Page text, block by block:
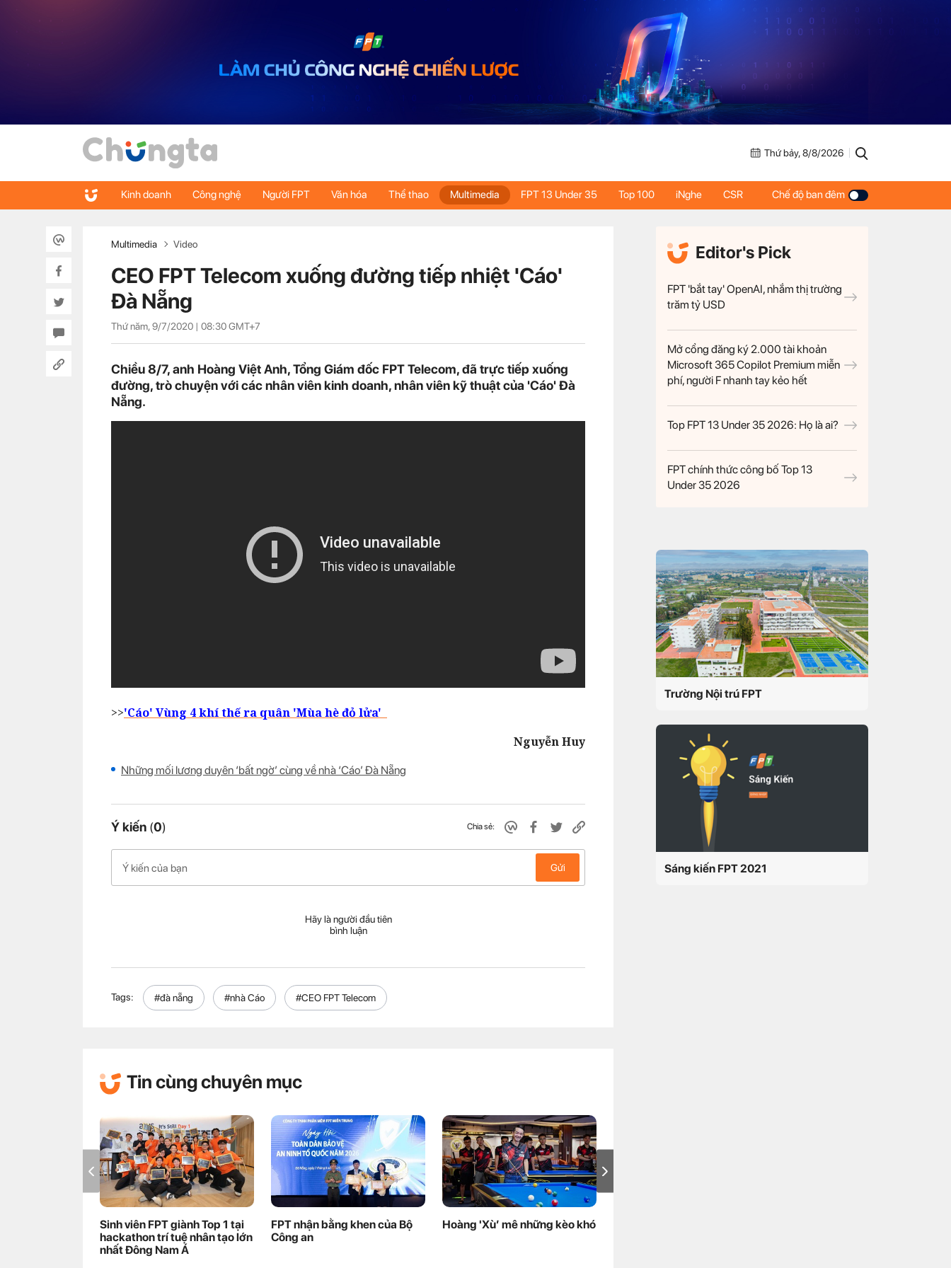
Thứ bảy, 8/8/2026
Kinh doanh Công nghệ Người FPT Văn hóa Thể thao Multimedia FPT 13 Under 35 Top 100 iNghe CSR Chế độ ban đêm
Multimedia Video
CEO FPT Telecom xuống đường tiếp nhiệt 'Cáo'
Đà Nẵng
Thứ năm, 9/7/2020 | 08:30GMT+7
Chiều 8/7, anh Hoàng Việt Anh, Tổng Giám đốc FPT Telecom, đã trực tiếp xuống
đường, trò chuyện với các nhân viên kinh doanh, nhân viên kỹ thuật của 'Cáo' Đà
Nẵng.
>>'Cáo' Vùng 4 khí thế ra quân 'Mùa hè đỏ lửa'
Nguyễn Huy
Những mối lương duyên ‘bất ngờ’ cùng về nhà ‘Cáo’ Đà Nẵng
Ý kiến (0) Chia sẻ:
Gửi
Hãy là người đầu tiên
bình luận
Tags: #đà nẵng #nhà Cáo #CEO FPT Telecom
Editor's Pick
FPT 'bắt tay' OpenAI, nhắm thị trường
trăm tỷ USD
Mở cổng đăng ký 2.000 tài khoản
Microsoft 365 Copilot Premium miễn
phí, người F nhanh tay kẻo hết
Top FPT 13 Under 35 2026: Họ là ai?
FPT chính thức công bố Top 13
Under 35 2026
Trường Nội trú FPT
Sáng kiến FPT 2021
Tin cùng chuyên mục
Sinh viên FPT giành Top 1 tại
hackathon trí tuệ nhân tạo lớn
nhất Đông Nam Á
FPT nhận bằng khen của Bộ
Công an
Hoàng 'Xù’ mê những kèo khó